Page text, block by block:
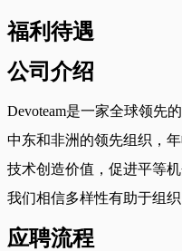
福利待遇
公司介绍
Devoteam是一家全球领先
中东和非洲的领先组织，
技术创造价值，促进平等
我们相信多样性有助于组
应聘流程